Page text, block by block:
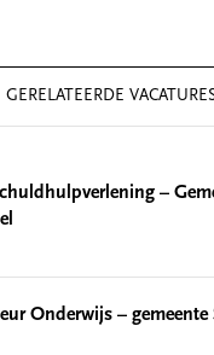
GERELATEERDE
–
Onderwijs – gemeente